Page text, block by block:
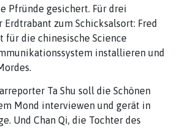
Pfründe gesichert. Für drei
zum Schicksalsort: Fred
für die chinesische Science
installieren und
Ta Shu soll die Schönen
Mond interviewen und gerät in
Und Chan Qi, die Tochter des